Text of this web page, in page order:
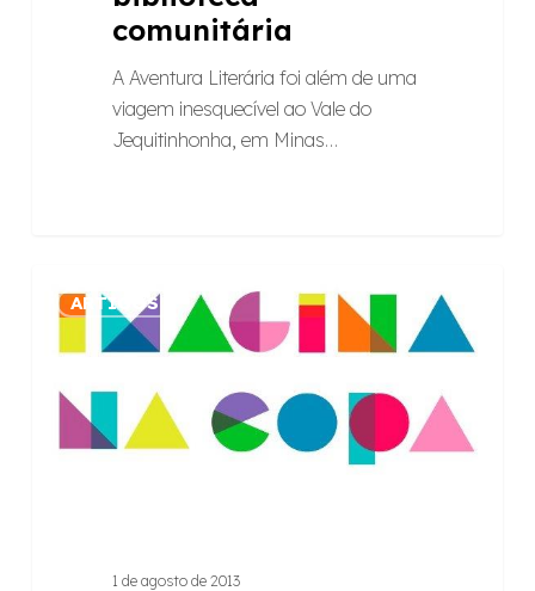
comunitária
A Aventura Literária foi além de uma
viagem inesquecível ao Vale do
Jequitinhonha, em Minas…
Imagina
Copa
ARTIGOS
1 de agosto de 2013